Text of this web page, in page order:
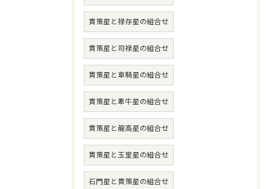
貫策星と禄存星の組合せ
貫策星と司禄星の組合せ
貫策星と車騎星の組合せ
貫策星と牽牛星の組合せ
貫策星と龍高星の組合せ
貫策星と玉堂星の組合せ
石門星と貫策星の組合せ